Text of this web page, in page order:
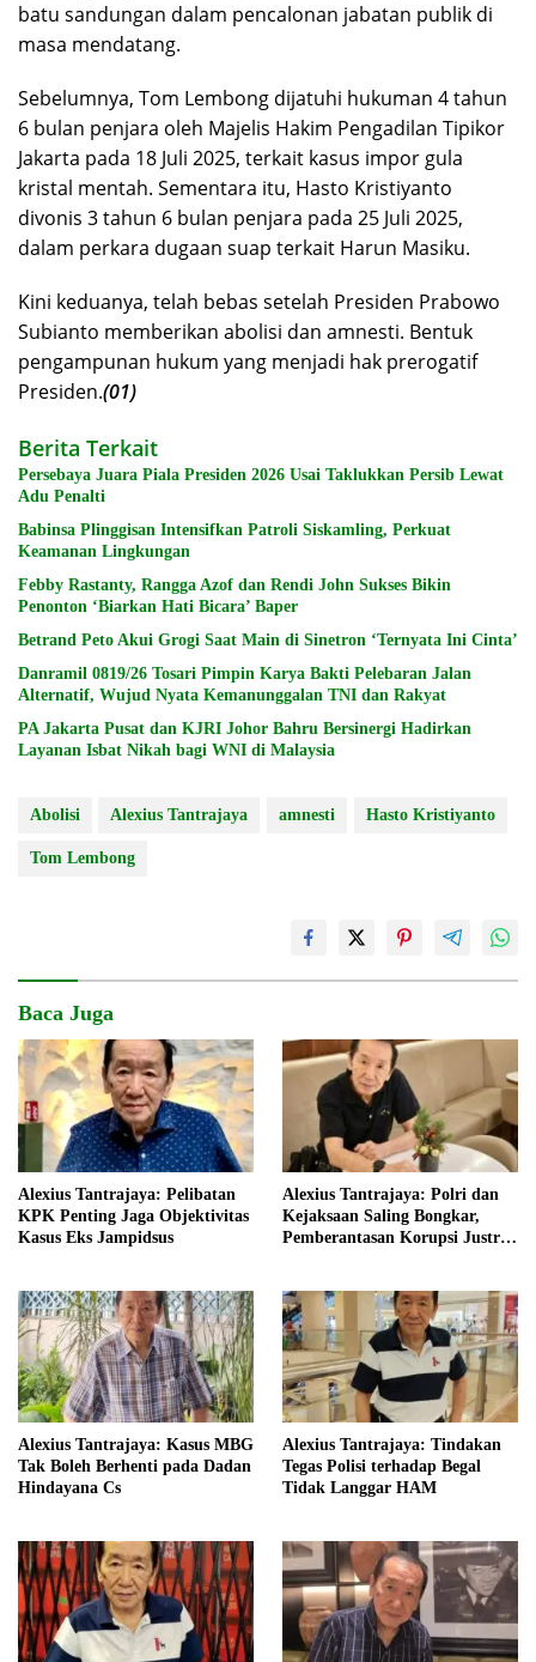
batu sandungan dalam pencalonan jabatan publik di
masa mendatang.
Sebelumnya, Tom Lembong dijatuhi hukuman 4 tahun
6 bulan penjara oleh Majelis Hakim Pengadilan Tipikor
Jakarta pada 18 Juli 2025, terkait kasus impor gula
kristal mentah. Sementara itu, Hasto Kristiyanto
divonis 3 tahun 6 bulan penjara pada 25 Juli 2025,
dalam perkara dugaan suap terkait Harun Masiku.
Kini keduanya, telah bebas setelah Presiden Prabowo
Subianto memberikan abolisi dan amnesti. Bentuk
pengampunan hukum yang menjadi hak prerogatif
Presiden.(01)
Berita Terkait
Persebaya Juara Piala Presiden 2026 Usai Taklukkan Persib Lewat
Adu Penalti
Babinsa Plinggisan Intensifkan Patroli Siskamling, Perkuat
Keamanan Lingkungan
Febby Rastanty, Rangga Azof dan Rendi John Sukses Bikin
Penonton ‘Biarkan Hati Bicara’ Baper
Betrand Peto Akui Grogi Saat Main di Sinetron ‘Ternyata Ini Cinta’
Danramil 0819/26 Tosari Pimpin Karya Bakti Pelebaran Jalan
Alternatif, Wujud Nyata Kemanunggalan TNI dan Rakyat
PA Jakarta Pusat dan KJRI Johor Bahru Bersinergi Hadirkan
Layanan Isbat Nikah bagi WNI di Malaysia
Abolisi Alexius Tantrajaya amnesti Hasto Kristiyanto
Tom Lembong
Baca Juga
Alexius Tantrajaya: Pelibatan
KPK Penting Jaga Objektivitas
Kasus Eks Jampidsus
Alexius Tantrajaya: Polri dan
Kejaksaan Saling Bongkar,
Pemberantasan Korupsi Justru
Alexius Tantrajaya: Kasus MBG
Tak Boleh Berhenti pada Dadan
Hindayana Cs
Alexius Tantrajaya: Tindakan
Tegas Polisi terhadap Begal
Tidak Langgar HAM